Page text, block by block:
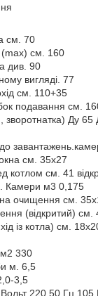
см. 70
(max) см. 160
див. 90
вигляді. 77
см. 110+35
подавання см.
Ду 65
до
см. 35х27
котлом см. 41
Камери м3 0,175
очищення см.
(відкритий)
із котла) см.
330
м. 6,5
3,5
220 50 Гц 105